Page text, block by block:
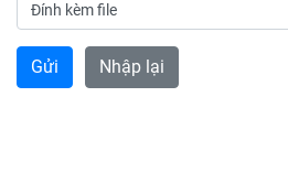
Đính kèm file